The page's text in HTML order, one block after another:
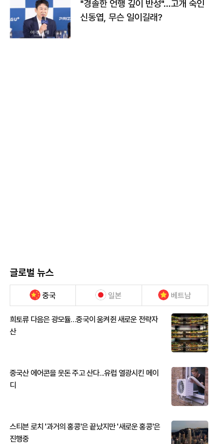
"경솔한 언행 깊이 반성"…고개 숙인
신동엽, 무슨 일이길래?
글로벌 뉴스
중국 일본 베트남
희토류 다음은 광모듈…중국이 움켜쥔 새로운 전략자
산
중국산 에어콘을 웃돈 주고 산다...유럽 열광시킨 메이
디
스티븐 로치 '과거의 홍콩'은 끝났지만 '새로운 홍콩'은
진행중